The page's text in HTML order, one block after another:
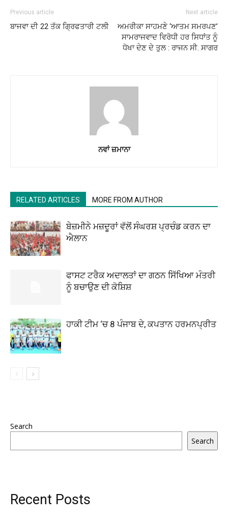
Previous article
ਬਾਜਵਾ ਦੀ 22 ਤੱਕ ਗਿ੍ਰਫਤਾਰੀ ਟਲੀ
Next article
ਅਮਰੀਕਾ ਸਾਹਮਣੇ ‘ਆਤਮ ਸਮਰਪਣ’
ਸਾਮਰਾਜਵਾਦ ਵਿਰੋਧੀ ਹਰ ਸਿਧਾਂਤ ਨੂੰ
ਧੋਖਾ ਦੇਣ ਦੇ ਤੁਲ : ਰਾਜਨ ਸੀ. ਸਾਗਰ
ਨਵਾਂ ਜ਼ਮਾਨਾ
RELATED ARTICLES MORE FROM AUTHOR
ਬੇਜ਼ਮੀਨੇ ਮਜ਼ਦੂਰਾਂ ਵੱਲੋਂ ਸੰਘਰਸ਼ ਪ੍ਰਚੰਡ ਕਰਨ ਦਾ
ਐਲਾਨ
ਫਾਸਟ ਟਰੈਕ ਅਦਾਲਤਾਂ ਦਾ ਗਠਨ ਸਿੱਖਿਆ ਮੰਤਰੀ
ਨੂੰ ਬਚਾਉਣ ਦੀ ਕੋਸ਼ਿਸ਼
ਹਾਕੀ ਟੀਮ ‘ਚ 8 ਪੰਜਾਬ ਦੇ, ਕਪਤਾਨ ਹਰਮਨਪ੍ਰੀਤ
Search
Search
Recent Posts